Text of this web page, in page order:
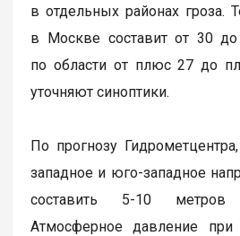
в отдельных районах гроза.
в Москве составит от 30 до
по области от плюс 27 до
уточняют синоптики.
По прогнозу
западное и юго-западное
составить 5-10 метров
Атмосферное давление при